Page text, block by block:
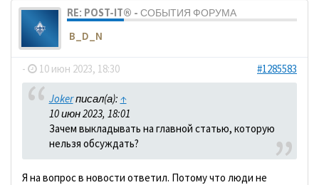
RE: POST-IT® - СОБЫТИЯ ФОРУМА
B_D_N
- 10 июн 2023, 18:30 #1285583
Jokerписал(а): ↑
10 июн 2023, 18:01
Зачем выкладывать на главной статью, которую
нельзя обсуждать?
Я на вопрос в новости ответил. Потому что люди не